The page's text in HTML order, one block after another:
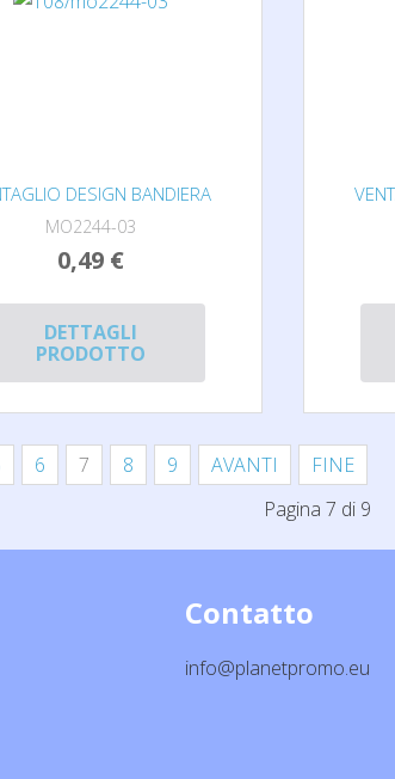
DESIGN BANDIERA
MO2244-03
0,49 €
DETTAGLI
PRODOTTO
6 7 8 9 AVANTI
FINE
Pagina 7 di 9
Contatto
info@planetpromo.eu